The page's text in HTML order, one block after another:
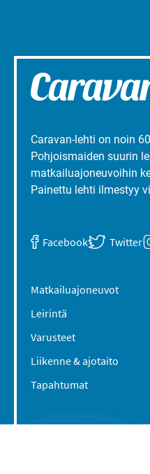
Caravan-lehti on noin
Pohjoismaiden suurin
matkailuajoneuvoihin
Painettu lehti ilmestyy
Facebook Twitter
Matkailuajoneuvot
Leirintä
Varusteet
Liikenne & ajotaito
Tapahtumat